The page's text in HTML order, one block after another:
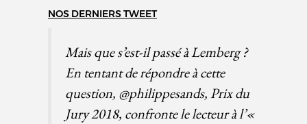
NOS DERNIERS TWEET
Mais que s’est-il passé à Lemberg ?
En tentant de répondre à cette
question, @philippesands, Prix du
Jury 2018, confronte le lecteur à l’«